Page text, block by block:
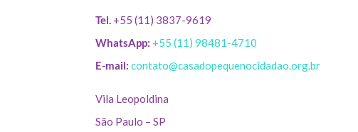
Tel. +55 (11) 3837-9619
WhatsApp: +55 (11) 98481-4710
E-mail: contato@casadopequenocidadao.org.br
Vila Leopoldina
São Paulo – SP